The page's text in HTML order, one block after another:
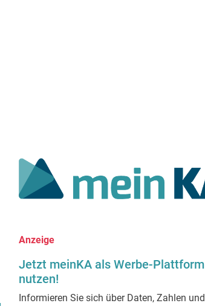
Anzeige
Jetzt meinKA als Werbe-Plattform
nutzen!
Informieren Sie sich über Daten, Zahlen und